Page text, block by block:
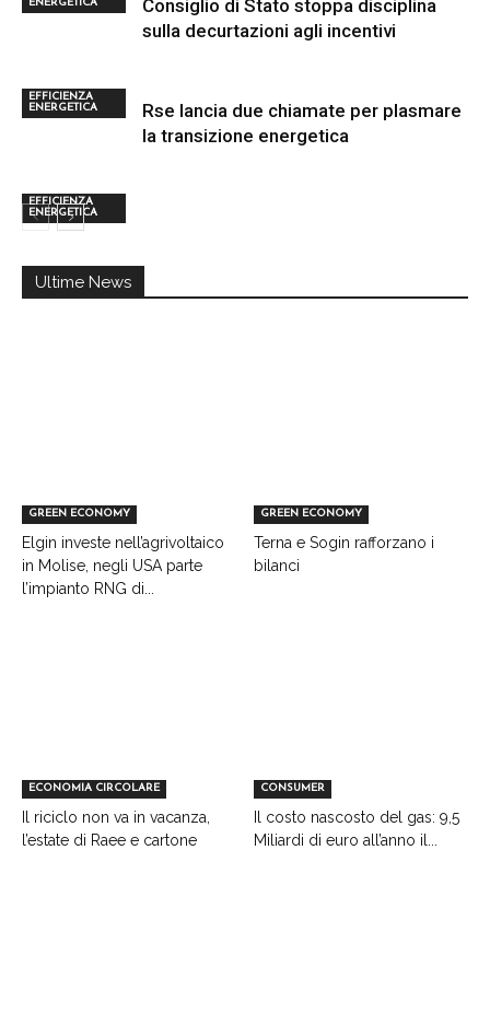
ENERGETICA
EFFICIENZA
ENERGETICA
Consiglio di Stato stoppa disciplina
sulla decurtazioni agli incentivi
EFFICIENZA
ENERGETICA
Rse lancia due chiamate per plasmare
la transizione energetica
Ultime News
GREEN ECONOMY
Elgin investe nell’agrivoltaico
in Molise, negli USA parte
l’impianto RNG di...
GREEN ECONOMY
Terna e Sogin rafforzano i
bilanci
ECONOMIA CIRCOLARE
Il riciclo non va in vacanza,
l’estate di Raee e cartone
CONSUMER
Il costo nascosto del gas: 9,5
Miliardi di euro all’anno il...